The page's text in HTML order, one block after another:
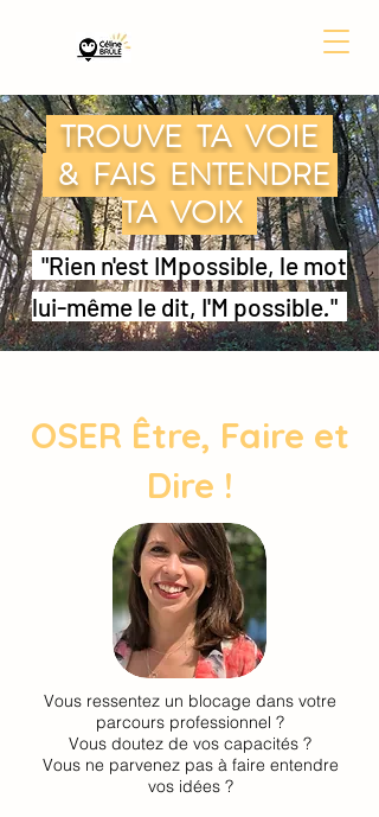
TROUVE TA VOIE
& FAIS ENTENDRE
TA VOIX
"Rien n'est IMpossible, le mot
lui-même le dit, I'M possible."
OSER Être, Faire et
Dire !
Vous ressentez un blocage dans votre
parcours professionnel ?
Vous doutez de vos capacités ?
Vous ne parvenez pas à faire entendre
vos idées ?